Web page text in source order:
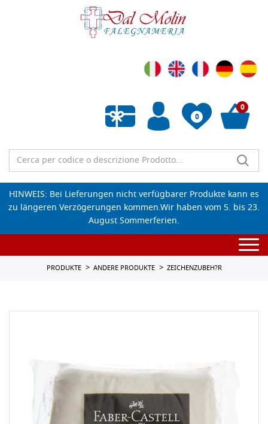
0
Wunschliste leeren
0
HINWEIS: Bei Lieferungen nicht verfügbarer Produkte kann es
zu längeren Verzögerungen kommen.Wir haben vom 5. bis 23.
August Sommerferien.
PRODUKTE ANDERE PRODUKTE ZEICHENZUBEH?R